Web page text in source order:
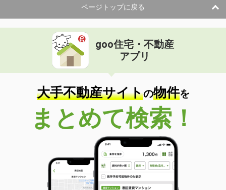
ページトップに戻る
goo住宅・不動産
アプリ
大手不動産サイトの物件を
まとめて検索！